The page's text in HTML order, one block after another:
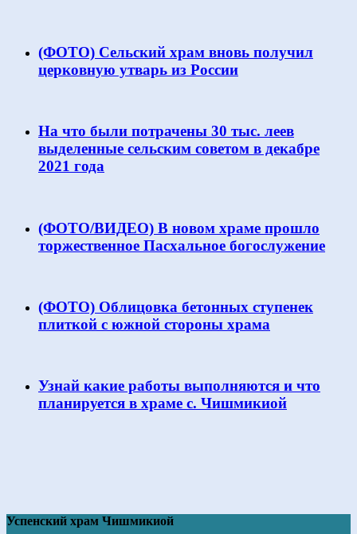
(ФОТО) Сельский храм вновь получил
церковную утварь из России
На что были потрачены 30 тыс. леев
выделенные сельским советом в декабре
2021 года
(ФОТО/ВИДЕО) В новом храме прошло
торжественное Пасхальное богослужение
(ФОТО) Облицовка бетонных ступенек
плиткой с южной стороны храма
Узнай какие работы выполняются и что
планируется в храме с. Чишмикиой
Успенский храм Чишмикиой